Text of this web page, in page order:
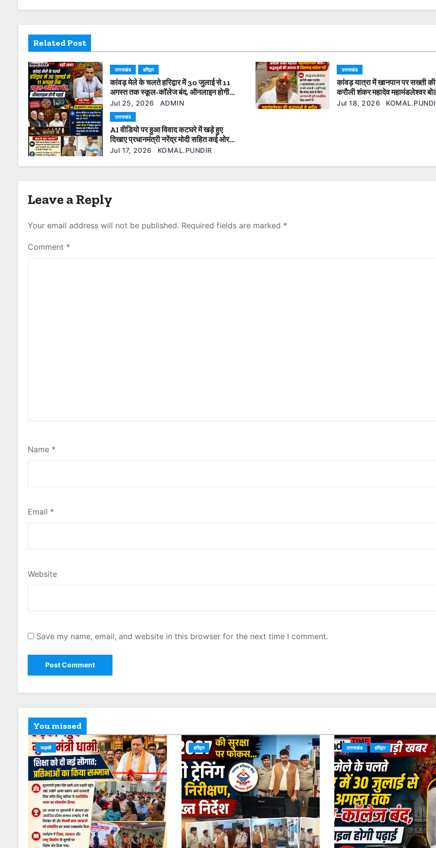
a
v
i
g
a
t
i
o
n
Related Post
उत्तराखंड हरिद्वार
कांवड़ मेले के चलते हरिद्वार में 30 जुलाई से 11
अगस्त तक स्कूल-कॉलेज बंद, ऑनलाइन होगी
पढ़ाई
Jul 25, 2026 ADMIN
उत्तराखंड
कांवड़ यात्रा में खानपान पर सख्ती की
करौली शंकर महादेव महामंडलेश्वर
श्रद्धालुओं की आस्था से खिलवाड़
Jul 18, 2026
उत्तराखंड
AI वीडियो पर हुआ विवाद कटघरे में खड़े हुए
दिखाए प्रधानमंत्री नरेंद्र मोदी सहित कई ओर
नेता फेसबुक यूजर के खिलाफ की गई एफआईआर
Jul 17, 2026 KOMAL.PUNDIR
Leave a Reply
Your email address will not be published. Required fields are marked *
Comment *
Name *
Email *
Website
Save my name, email, and website in this browser for the next time I comment.
You missed
रूड़की हरिद्वार उत्तराखंड हरिद्वार